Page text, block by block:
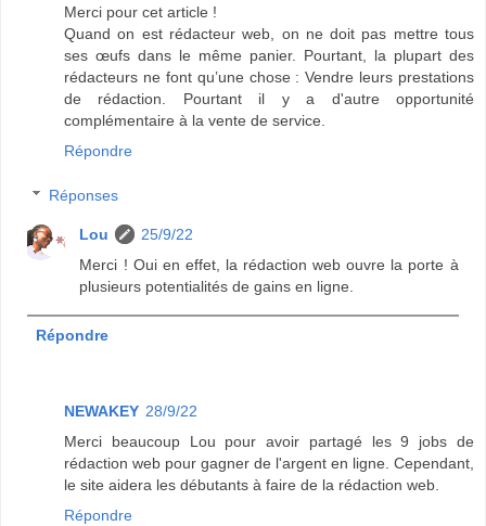
Merci pour cet article !
Quand on est rédacteur web, on ne doit pas mettre tous
ses œufs dans le même panier. Pourtant, la plupart des
rédacteurs ne font qu’une chose : Vendre leurs prestations
de rédaction. Pourtant il y a d'autre opportunité
complémentaire à la vente de service.
Répondre
Réponses
Lou
25/9/22
Merci ! Oui en effet, la rédaction web ouvre la porte à
plusieurs potentialités de gains en ligne.
Répondre
NEWAKEY 28/9/22
Merci beaucoup Lou pour avoir partagé les 9 jobs de
rédaction web pour gagner de l'argent en ligne. Cependant,
le site aidera les débutants à faire de la rédaction web.
Répondre